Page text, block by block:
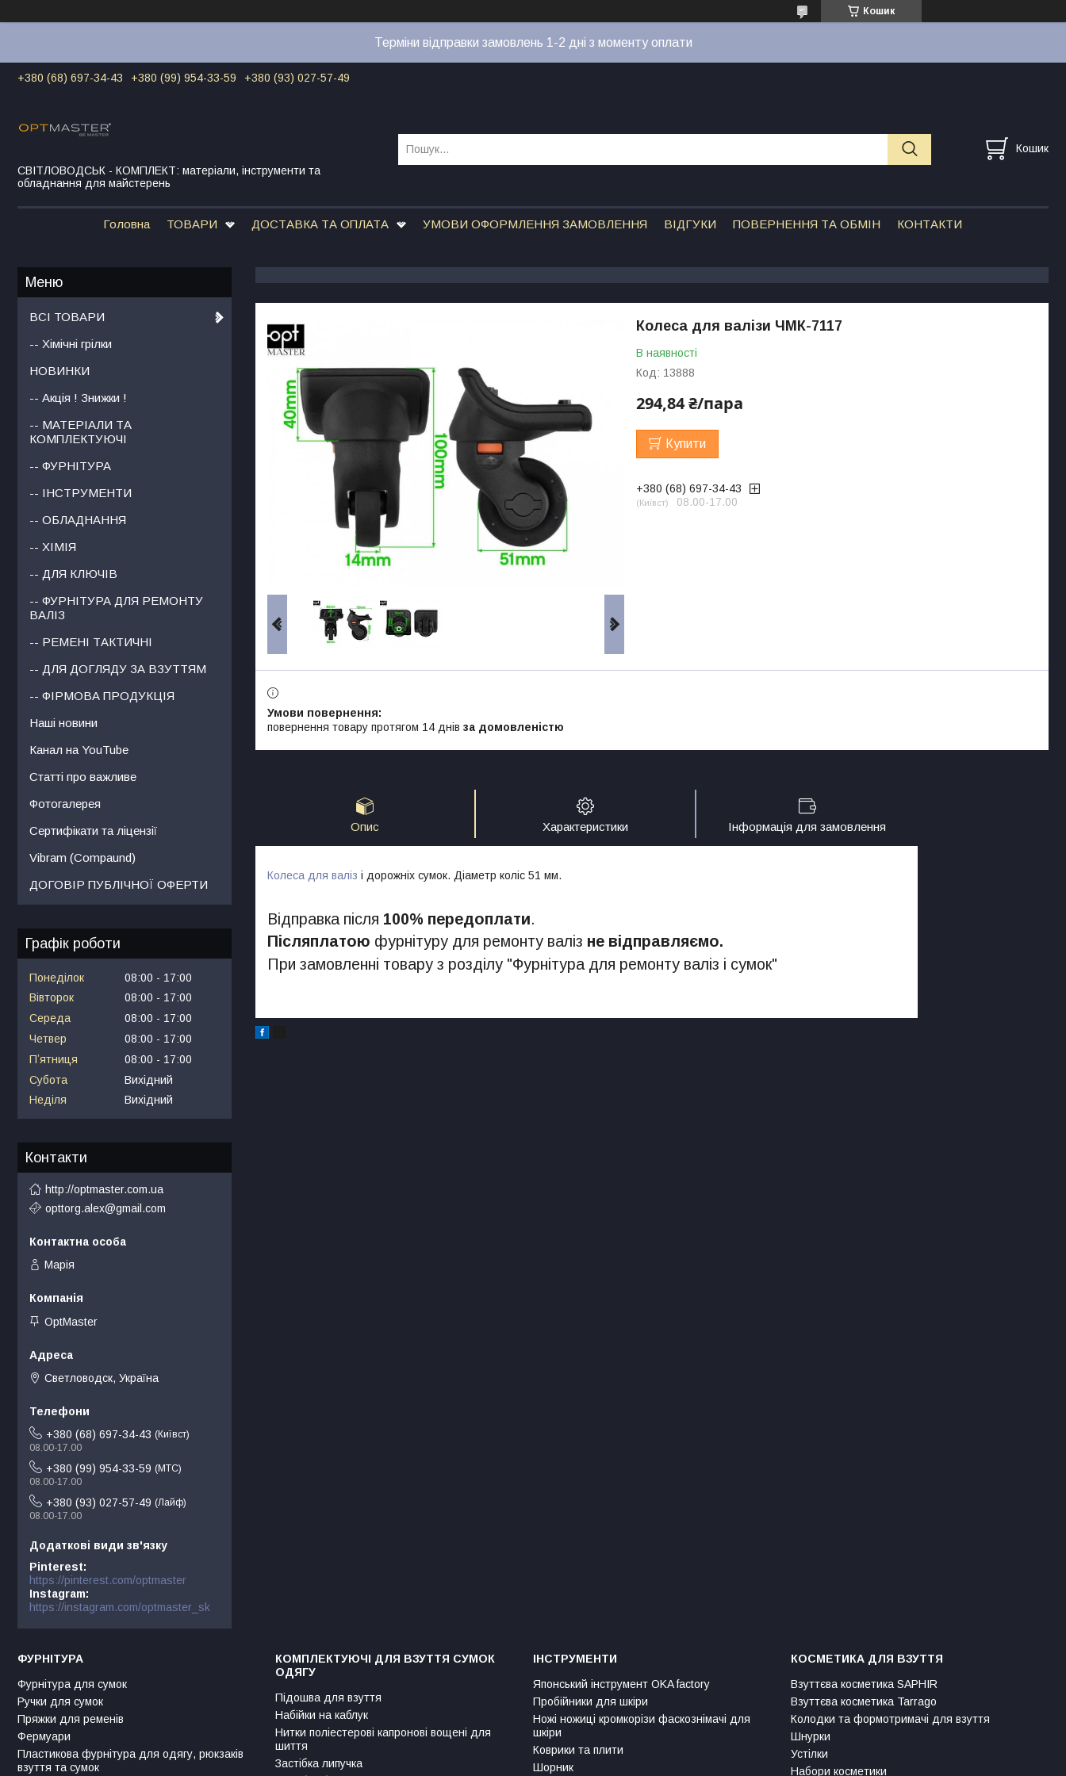
Кошик
Терміни відправки замовлень 1-2 дні з моменту оплати
+380 (68) 697-34-43 +380 (99) 954-33-59 +380 (93) 027-57-49
СВІТЛОВОДСЬК - КОМПЛЕКТ: матеріали, інструменти та
обладнання для майстерень
Кошик
Головна ТОВАРИ ДОСТАВКА ТА ОПЛАТА УМОВИ ОФОРМЛЕННЯ ЗАМОВЛЕННЯ ВІДГУКИ ПОВЕРНЕННЯ ТА ОБМІН КОНТАКТИ
Колеса для валізи ЧМК-7117
В наявності
Код: 13888
294,84 ₴/пара
Купити
+380 (68) 697-34-43
Київст 08.00-17.00
повернення товару протягом 14 днів за домовленістю
Опис Характеристики Інформація для замовлення
Колеса для валіз і дорожніх сумок. Діаметр коліс 51 мм.
Відправка після 100% передоплати.
Післяплатою фурнітуру для ремонту валіз не відправляємо.
При замовленні товару з розділу "Фурнітура для ремонту валіз і сумок"
ВСІ ТОВАРИ
-- Хімічні грілки
НОВИНКИ
-- Акція ! Знижки !
-- МАТЕРІАЛИ ТА
КОМПЛЕКТУЮЧІ
-- ФУРНІТУРА
-- ІНСТРУМЕНТИ
-- ОБЛАДНАННЯ
-- ХІМІЯ
-- ДЛЯ КЛЮЧІВ
-- ФУРНІТУРА ДЛЯ РЕМОНТУ
ВАЛІЗ
-- РЕМЕНІ ТАКТИЧНІ
-- ДЛЯ ДОГЛЯДУ ЗА ВЗУТТЯМ
-- ФІРМОВА ПРОДУКЦІЯ
Наші новини
Канал на YouTube
Статті про важливе
Фотогалерея
Сертифікати та ліцензії
Vibram (Compaund)
ДОГОВІР ПУБЛІЧНОЇ ОФЕРТИ
Графік роботи
Понеділок 08:00
17:00
Вівторок
08:00
17:00
Середа
08:00
17:00
Четвер
08:00
17:00
Пʼятниця
08:00
17:00
Субота
Вихідний
Неділя
Вихідний
Контакти
http://optmaster.com.ua
opttorg.alex@gmail.com
Марія
OptMaster
Светловодск, Україна
+380 (68) 697-34-43
Київст
08.00-17.00
+380 (99) 954-33-59
МТС
08.00-17.00
+380 (93) 027-57-49
Лайф
08.00-17.00
Pinterest
https://pinterest.com/optmaster
Instagram
https://instagram.com/optmaster_sk
ФУРНІТУРА
Фурнітура для сумок
Ручки для сумок
Пряжки для ременів
Фермуари
Пластикова фурнітура для одягу, рюкзаків
взуття та сумок
КОМПЛЕКТУЮЧІ ДЛЯ ВЗУТТЯ СУМОК
ОДЯГУ
Підошва для взуття
Набійки на каблук
Нитки поліестерові капронові вощені для
шиття
Застібка липучка
ІНСТРУМЕНТИ
Японський інструмент OKA factory
Пробійники для шкіри
Ножі ножиці кромкорізи фаскознімачі для
шкіри
Коврики та плити
Шорник
КОСМЕТИКА ДЛЯ ВЗУТТЯ
Взуттєва косметика SAPHIR
Взуттєва косметика Tarrago
Колодки та формотримачі для взуття
Шнурки
Устілки
Набори косметики